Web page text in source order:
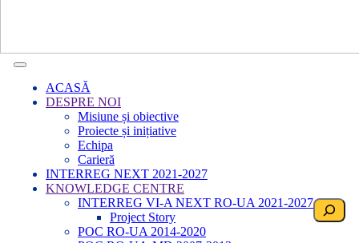
ACASĂ
DESPRE NOI
Misiune și obiective
Proiecte și inițiative
Echipa
Carieră
INTERREG NEXT 2021-2027
KNOWLEDGE CENTRE
INTERREG VI-A NEXT RO-UA 2021-2027
Project Story
POC RO-UA 2014-2020
Search